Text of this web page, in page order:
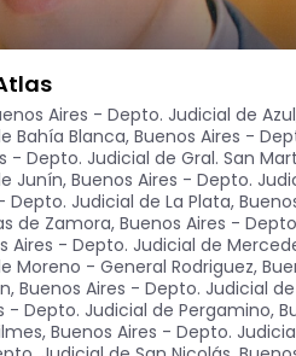
Aires - Depto. Judicial de Azul
Bahía Blanca, Buenos Aires -
- Depto. Judicial de Gral. San
Junín, Buenos Aires - Depto.
Depto. Judicial de La Plata,
de Zamora, Buenos Aires -
Aires - Depto. Judicial de
Moreno - General Rodriguez,
, Buenos Aires - Depto. Judicial de
- Depto. Judicial de Pergamino,
, Buenos Aires - Depto.